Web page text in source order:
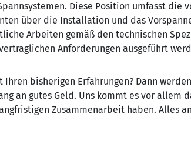
Diese Position umfasst die
über die Installation und das
Arbeiten gemäß den technischen
Anforderungen ausgeführt
bisherigen Erfahrungen? Dann
an gutes Geld. Uns kommt es vor allem
Zusammenarbeit haben. Alles